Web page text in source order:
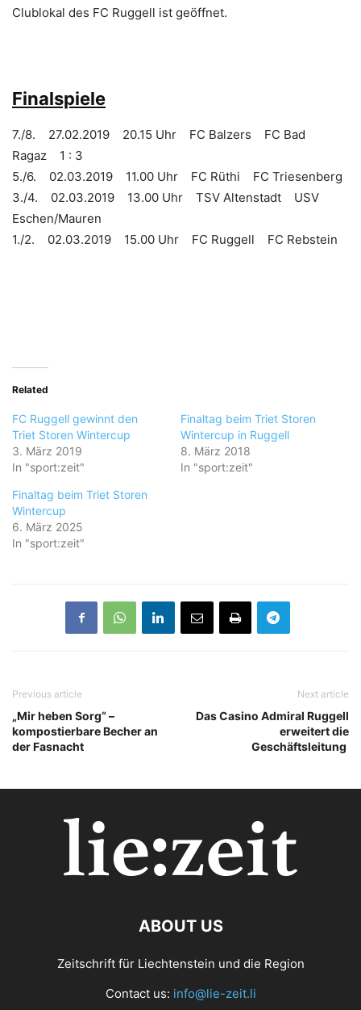
Clublokal des FC Ruggell ist geöffnet.
Finalspiele
7./8. 27.02.2019 20.15 Uhr FC Balzers FC Bad
Ragaz 1 : 3
5./6. 02.03.2019 11.00 Uhr FC Rüthi FC Triesenberg
3./4. 02.03.2019 13.00 Uhr TSV Altenstadt USV
Eschen/Mauren
1./2. 02.03.2019 15.00 Uhr FC Ruggell FC Rebstein
Related
FC Ruggell gewinnt den
Triet Storen Wintercup
3. März 2019
In "sport:zeit"
Finaltag beim Triet Storen
Wintercup in Ruggell
8. März 2018
In "sport:zeit"
Finaltag beim Triet Storen
Wintercup
6. März 2025
In "sport:zeit"
Previous article
„Mir heben Sorg“ –
kompostierbare Becher an
der Fasnacht
Next article
Das Casino Admiral Ruggell
erweitert die
Geschäftsleitung
ABOUT US
Zeitschrift für Liechtenstein und die Region
Contact us: info@lie-zeit.li